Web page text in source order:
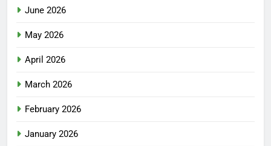
June 2026
May 2026
April 2026
March 2026
February 2026
January 2026